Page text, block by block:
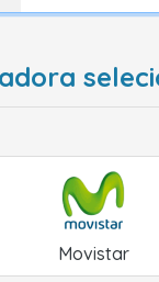
Movistar